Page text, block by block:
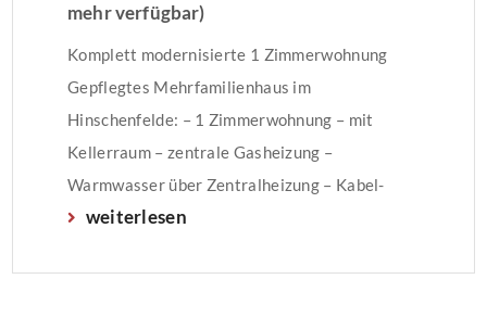
mehr verfügbar)
Komplett modernisierte 1 Zimmerwohnung
Gepflegtes Mehrfamilienhaus im
Hinschenfelde: – 1 Zimmerwohnung – mit
Kellerraum – zentrale Gasheizung –
Warmwasser über Zentralheizung – Kabel-
Anschluss Der Energieausweis wurde auf
weiterlesen